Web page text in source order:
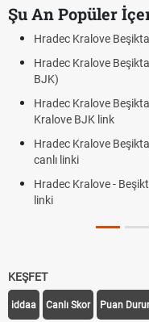
Şu An Popüler
Hradec Kralove
Hradec Kralove
BJK)
Hradec Kralove
Kralove BJK link
Hradec Kralove
canlı linki
Hradec Kralove -
linki
KEŞFET
iddaa Canlı Skor Puan